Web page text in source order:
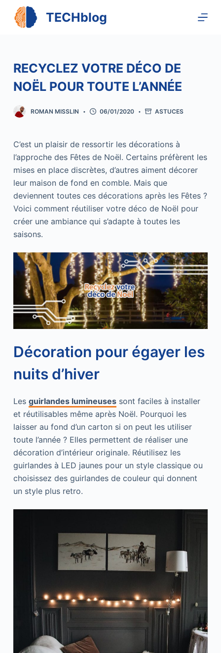
e
a
c
n
TECHblog
RECYCLEZ VOTRE DÉCO DE
NOËL POUR TOUTE L’ANNÉE
ROMAN MISSLIN 06/01/2020 ASTUCES
C’est un plaisir de ressortir les décorations à
l’approche des Fêtes de Noël. Certains préfèrent les
mises en place discrètes, d’autres aiment décorer
leur maison de fond en comble. Mais que
deviennent toutes ces décorations après les Fêtes ?
Voici comment réutiliser votre déco de Noël pour
créer une ambiance qui s’adapte à toutes les
saisons.
Décoration pour égayer les
nuits d’hiver
Les guirlandes lumineusessont faciles à installer
et réutilisables même après Noël. Pourquoi les
laisser au fond d’un carton si on peut les utiliser
toute l’année ? Elles permettent de réaliser une
décoration d’intérieur originale. Réutilisez les
guirlandes à LED jaunes pour un style classique ou
choisissez des guirlandes de couleur qui donnent
un style plus retro.